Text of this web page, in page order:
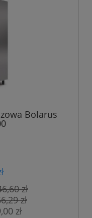
Bolarus
zł
zł
zł